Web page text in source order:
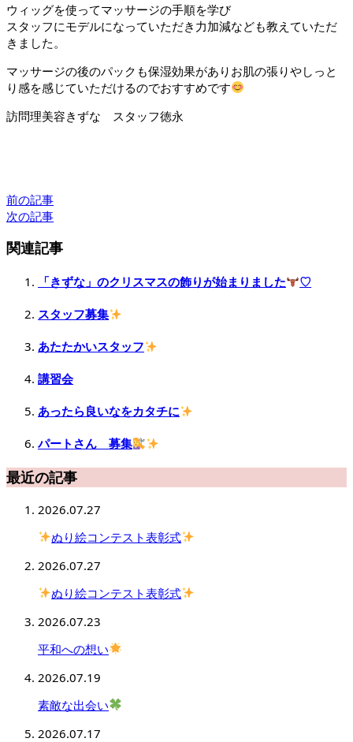
ウィッグを使ってマッサージの手順を学び
スタッフにモデルになっていただき力加減なども教えていただ
きました。
マッサージの後のパックも保湿効果がありお肌の張りやしっと
り感を感じていただけるのでおすすめです
訪問理美容きずな スタッフ徳永
前の記事
次の記事
関連記事
「きずな」のクリスマスの飾りが始まりました ♡
スタッフ募集
あたたかいスタッフ
講習会
あったら良いなをカタチに
パートさん 募集
最近の記事
2026.07.27
ぬり絵コンテスト表彰式
2026.07.27
ぬり絵コンテスト表彰式
2026.07.23
平和への想い
2026.07.19
素敵な出会い
2026.07.17